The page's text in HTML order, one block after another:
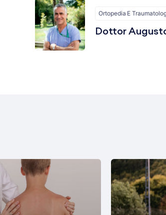
Ortopedia E
Dottor